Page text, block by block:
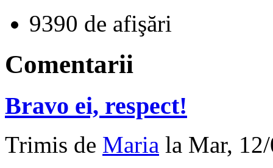
9390 de afişări
Comentarii
Bravo ei, respect!
Trimis de Maria la Mar,